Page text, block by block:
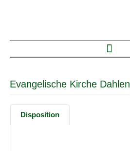
Evangelische Kirche Dahlen
Disposition